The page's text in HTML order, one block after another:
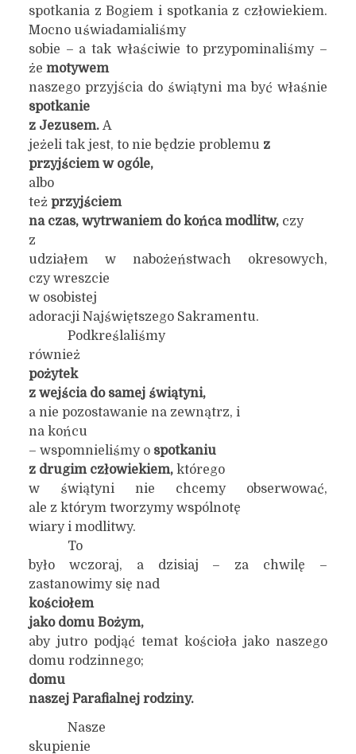
spotkania z Bogiem i spotkania z człowiekiem.
Mocno uświadamialiśmy
sobie – a tak właściwie to przypominaliśmy –
że motywem
naszego przyjścia do świątyni ma być właśnie
spotkanie
z Jezusem. A
jeżeli tak jest, to nie będzie problemu z
przyjściem w ogóle,
albo
też przyjściem
na czas, wytrwaniem do końca modlitw, czy
z
udziałem w nabożeństwach okresowych,
czy wreszcie
w osobistej
adoracji Najświętszego Sakramentu.
Podkreślaliśmy
również
pożytek
z wejścia do samej świątyni,
a nie pozostawanie na zewnątrz, i
na końcu
– wspomnieliśmy o spotkaniu
z drugim człowiekiem, którego
w świątyni nie chcemy obserwować,
ale z którym tworzymy wspólnotę
wiary i modlitwy.
To
było wczoraj, a dzisiaj – za chwilę –
zastanowimy się nad
kościołem
jako domu Bożym,
aby jutro podjąć temat kościoła jako naszego
domu rodzinnego;
domu
naszej Parafialnej rodziny.
Nasze
skupienie